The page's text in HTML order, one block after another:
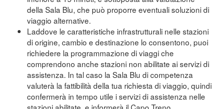
della Sala Blu, che può proporre eventuali soluzioni di
viaggio alternative.
Laddove le caratteristiche infrastrutturali nelle stazioni
di origine, cambio e destinazione lo consentono, puoi
richiedere la programmazione di viaggi che
comprendono anche stazioni non abilitate ai servizi di
assistenza. In tal caso la Sala Blu di competenza
valuterà la fattibilità della tua richiesta di viaggio, quindi
confermerà in tempo utile i servizi di assistenza nelle